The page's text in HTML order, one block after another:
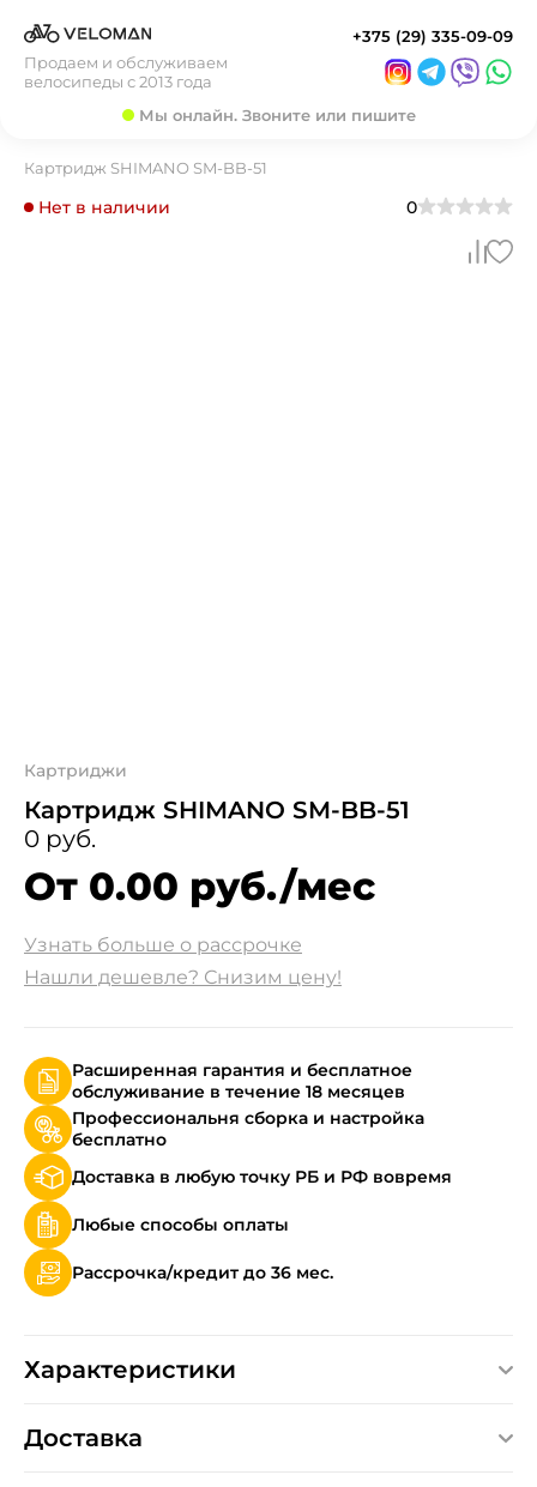
Продаем и обслуживаем
велосипеды с 2013 года
+375 (29) 335-09-09
Мы онлайн. Звоните или пишите
Картридж SHIMANO SM-BB-51
Нет в наличии 0
Картриджи
Картридж SHIMANO SM-BB-51
0 руб.
От 0.00 руб./мес
Узнать больше о рассрочке
Нашли дешевле? Снизим цену!
Расширенная гарантия и бесплатное
обслуживание в течение 18 месяцев
Профессиональня сборка и настройка
бесплатно
Доставка в любую точку РБ и РФ вовремя
Любые способы оплаты
Рассрочка/кредит до 36 мес.
Характеристики
Доставка